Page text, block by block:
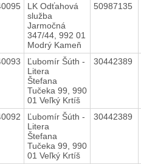
LK Odťahová
služba
Jarmočná
347/44, 992 01
Modrý Kameň
50987135
Ľubomír Šúth -
Litera
Štefana
Tučeka 99, 990
01 Veľký Krtíš
30442389
Ľubomír Šúth -
Litera
Štefana
Tučeka 99, 990
01 Veľký Krtíš
30442389